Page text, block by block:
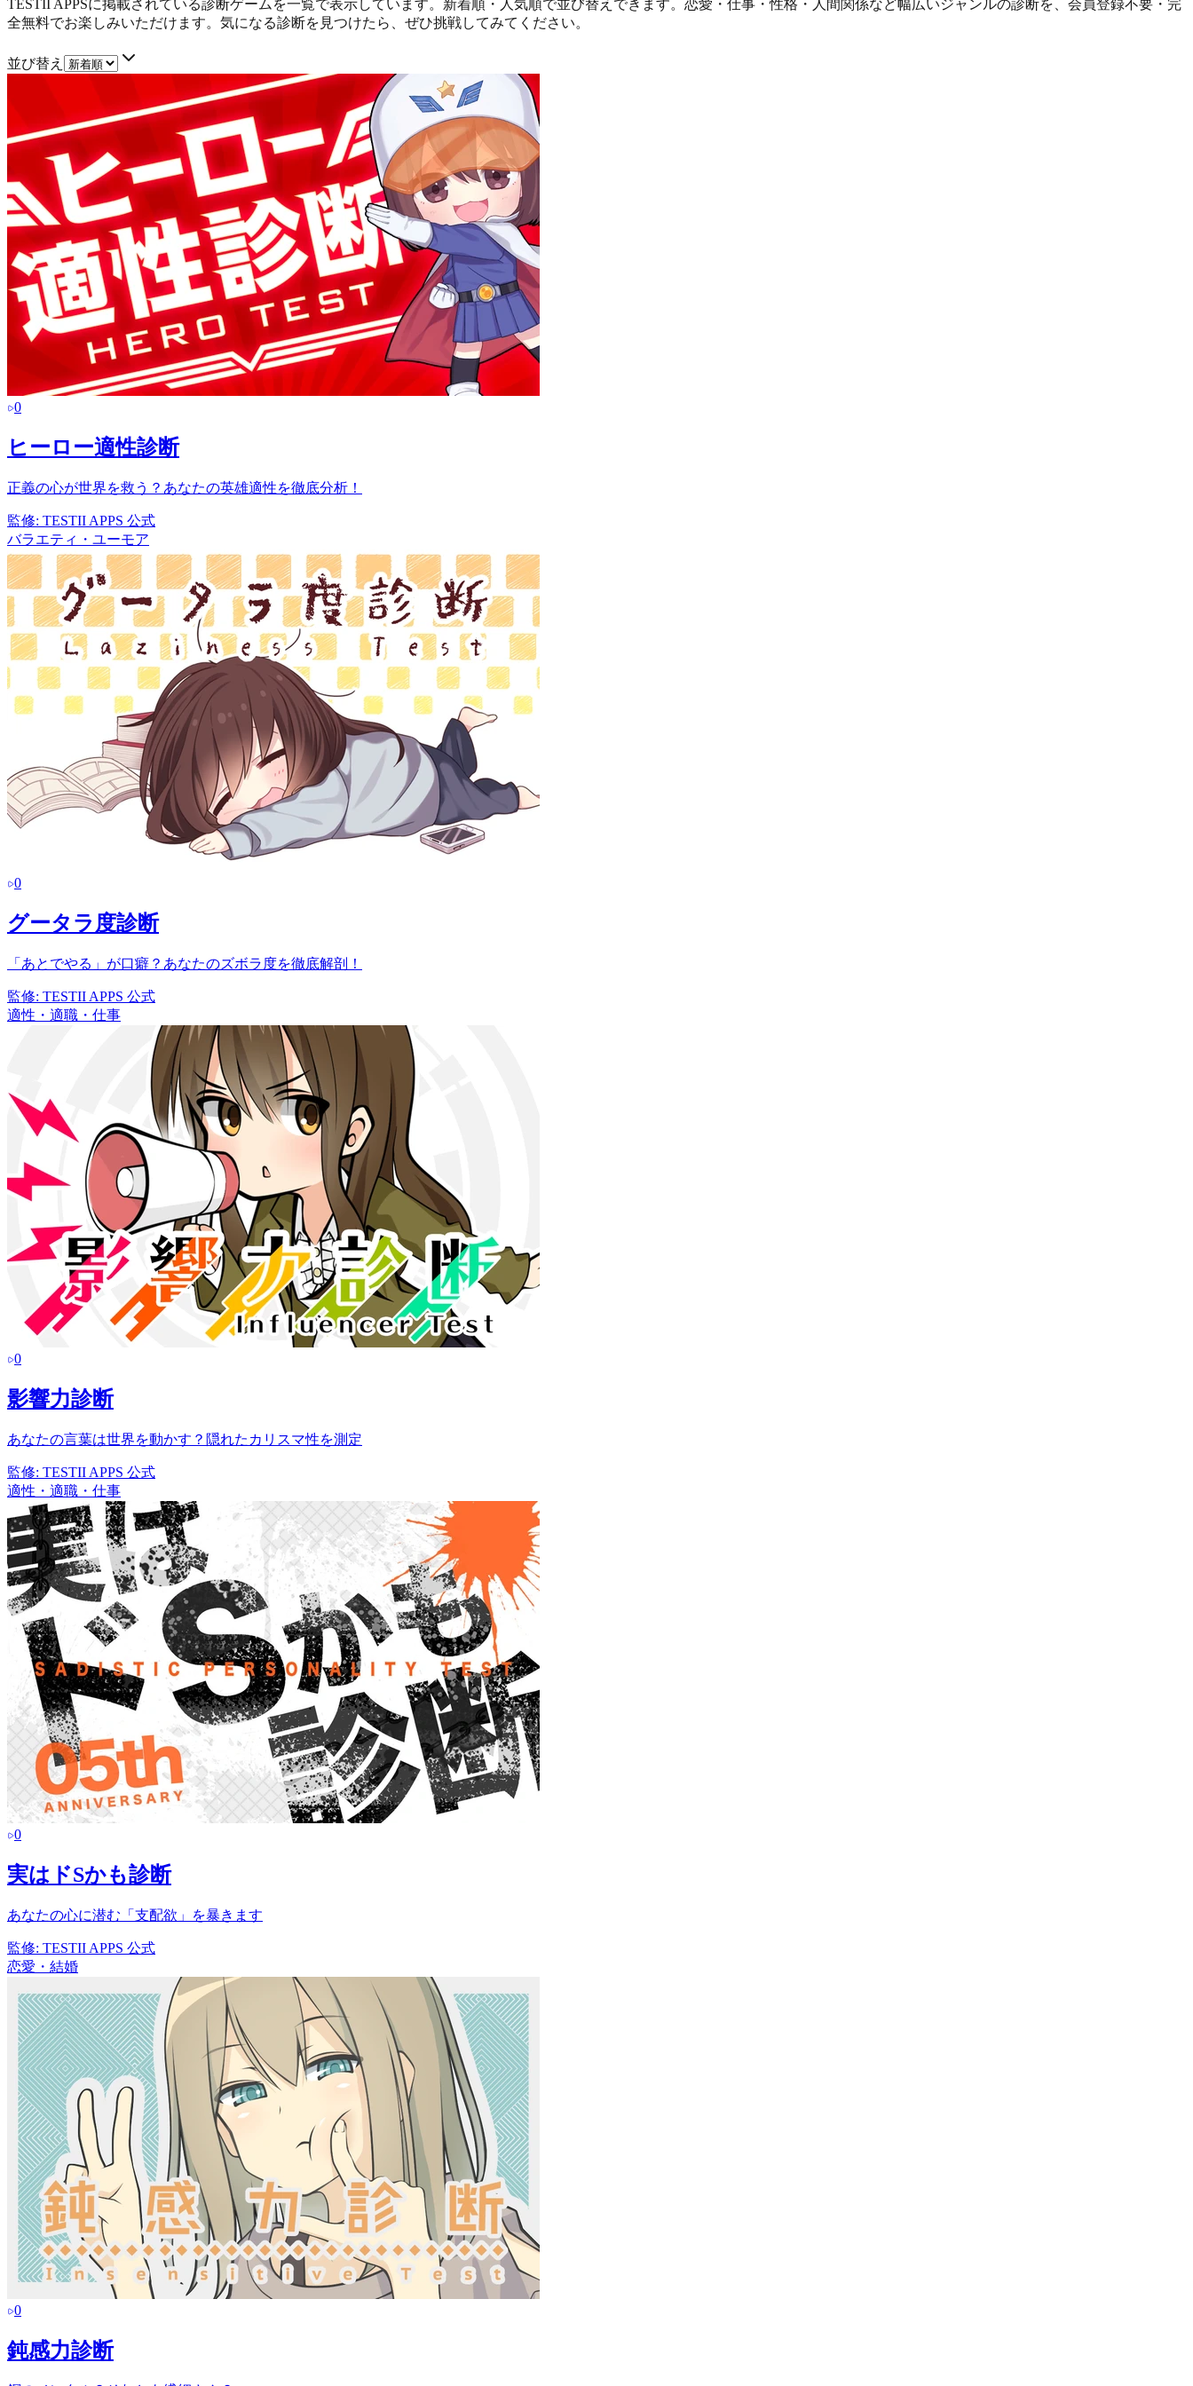
TESTII APPSに掲載されている診断ゲームを一覧で表示しています。新着順・人気順で並び替えできます。恋愛・仕事・性格・人間関係など幅広いジャンルの診断を、会員登録不要・完
全無料でお楽しみいただけます。気になる診断を見つけたら、ぜひ挑戦してみてください。
並び替え
0
ヒーロー適性診断
正義の心が世界を救う？あなたの英雄適性を徹底分析！
監修: TESTII APPS 公式
バラエティ・ユーモア
0
グータラ度診断
「あとでやる」が口癖？あなたのズボラ度を徹底解剖！
監修: TESTII APPS 公式
適性・適職・仕事
0
影響力診断
あなたの言葉は世界を動かす？隠れたカリスマ性を測定
監修: TESTII APPS 公式
適性・適職・仕事
0
実はドSかも診断
あなたの心に潜む「支配欲」を暴きます
監修: TESTII APPS 公式
恋愛・結婚
0
鈍感力診断